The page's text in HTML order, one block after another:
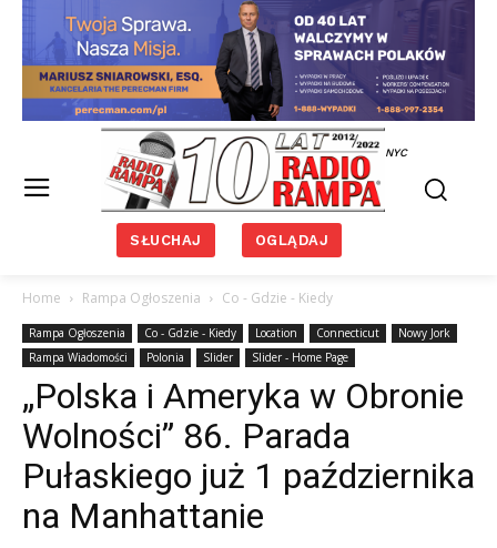
NYC
SŁUCHAJ OGLĄDAJ
Home Rampa Ogłoszenia Co - Gdzie - Kiedy
Rampa Ogłoszenia Co - Gdzie - Kiedy Location Connecticut
Nowy Jork
Rampa Wiadomości
Polonia Slider Slider - Home Page
„Polska i Ameryka w Obronie
Wolności” 86. Parada
Pułaskiego już 1 października
na Manhattanie